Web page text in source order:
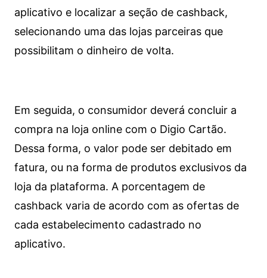
aplicativo e localizar a seção de cashback,
selecionando uma das lojas parceiras que
possibilitam o dinheiro de volta.
Em seguida, o consumidor deverá concluir a
compra na loja online com o Digio Cartão.
Dessa forma, o valor pode ser debitado em
fatura, ou na forma de produtos exclusivos da
loja da plataforma. A porcentagem de
cashback varia de acordo com as ofertas de
cada estabelecimento cadastrado no
aplicativo.